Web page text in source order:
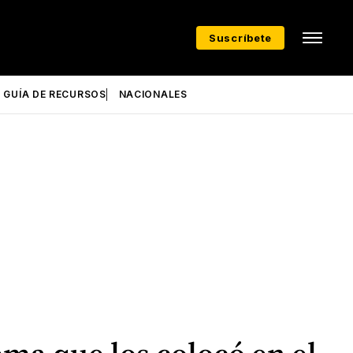
Suscríbete
GUÍA DE RECURSOS NACIONALES